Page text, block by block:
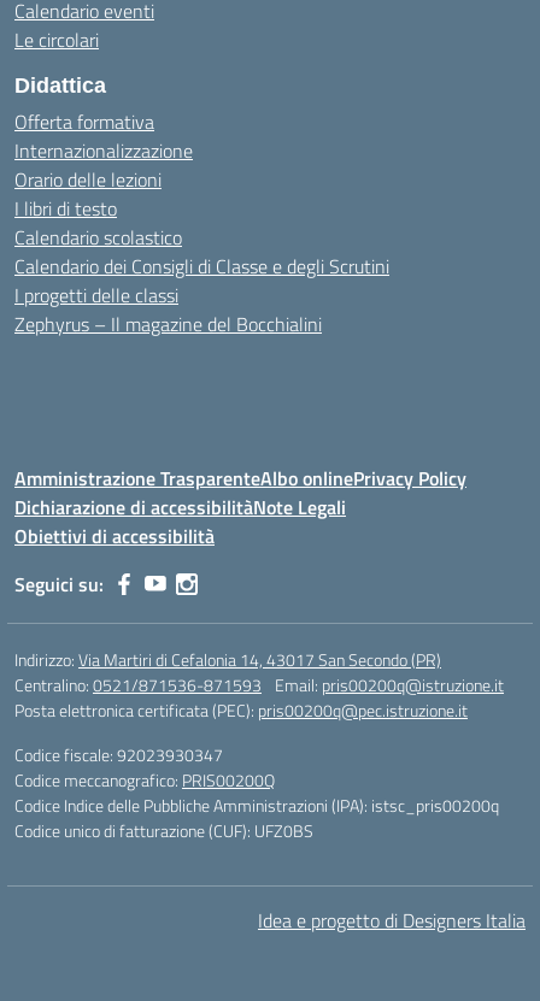
Calendario eventi
Le circolari
Didattica
Offerta formativa
Internazionalizzazione
Orario delle lezioni
I libri di testo
Calendario scolastico
Calendario dei Consigli di Classe e degli Scrutini
I progetti delle classi
Zephyrus – Il magazine del Bocchialini
Amministrazione TrasparenteAlbo onlinePrivacy Policy
Dichiarazione di accessibilitàNote Legali
Obiettivi di accessibilità
Seguici su:
Indirizzo:Via Martiri di Cefalonia 14, 43017 San Secondo (PR)
Centralino:0521/871536-871593 Email: pris00200q@istruzione.it
Posta elettronica certificata (PEC): pris00200q@pec.istruzione.it
Codice fiscale: 92023930347
Codice meccanografico: PRIS00200Q
Codice Indice delle Pubbliche Amministrazioni (IPA): istsc_pris00200q
Codice unico di fatturazione (CUF): UFZ0BS
Idea e progetto di Designers Italia